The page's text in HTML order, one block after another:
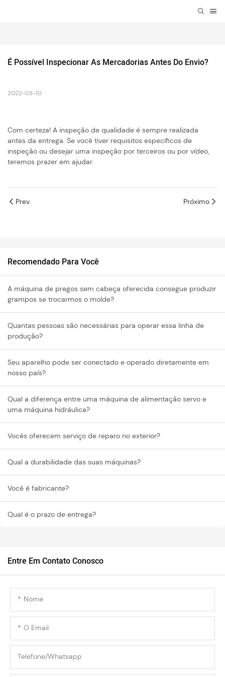
É Possível Inspecionar As Mercadorias Antes Do Envio?
2022-03-10
Com certeza! A inspeção de qualidade é sempre realizada
antes da entrega. Se você tiver requisitos específicos de
inspeção ou desejar uma inspeção por terceiros ou por vídeo,
teremos prazer em ajudar.
Prev. Próximo
Recomendado Para Você
A máquina de pregos sem cabeça oferecida consegue produzir
grampos se trocarmos o molde?
Quantas pessoas são necessárias para operar essa linha de
produção?
Seu aparelho pode ser conectado e operado diretamente em
nosso país?
Qual a diferença entre uma máquina de alimentação servo e
uma máquina hidráulica?
Vocês oferecem serviço de reparo no exterior?
Qual a durabilidade das suas máquinas?
Você é fabricante?
Qual é o prazo de entrega?
Entre Em Contato Conosco
Nome
O Email
Telefone/whatsapp